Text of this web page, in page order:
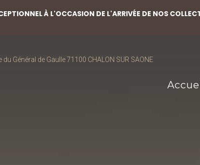
Général de Gaulle 71100 CHALON SUR SAONE
À L'OCCASION DE L'ARRIVÉE DE NOS